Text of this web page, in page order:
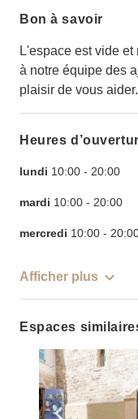
Bon à savoir
L'espace est vide
à notre équipe des
plaisir de vous
Heures
lundi 10:00 - 20:00
mardi 10:00 - 20:00
mercredi 10:00 -
Afficher plus
Espaces
Show